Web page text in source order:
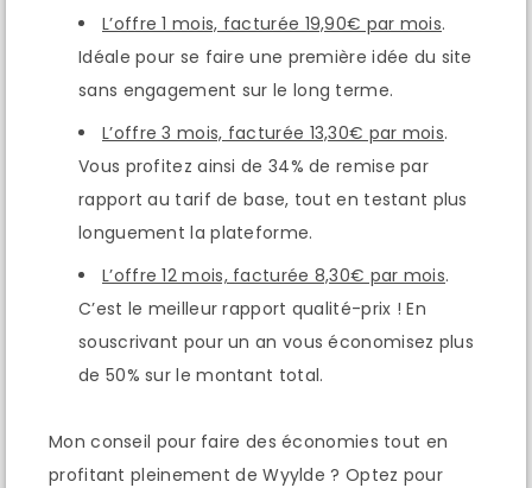
L’offre 1 mois, facturée 19,90€ par mois.
Idéale pour se faire une première idée du site
sans engagement sur le long terme.
L’offre 3 mois, facturée 13,30€ par mois.
Vous profitez ainsi de 34% de remise par
rapport au tarif de base, tout en testant plus
longuement la plateforme.
L’offre 12 mois, facturée 8,30€ par mois.
C’est le meilleur rapport qualité-prix ! En
souscrivant pour un an vous économisez plus
de 50% sur le montant total.
Mon conseil pour faire des économies tout en
profitant pleinement de Wyylde ? Optez pour